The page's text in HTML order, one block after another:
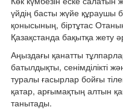
үйдің басты жүйе құраушы
қонысының, біртұтас
Қазақстанда бақытқа жету
Аңыздағы қанатты
батылдықты, сенімділікті
туралы ғасырлар бойғы
қатар, арғымақтың алтын
танытады.